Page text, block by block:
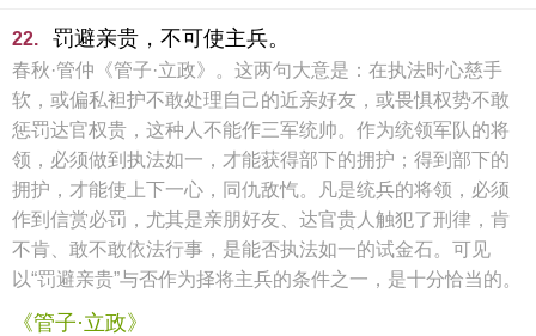
22. 罚避亲贵，不可使主兵。
春秋·管仲《管子·立政》。这两句大意是：在执法时心慈手
软，或偏私袒护不敢处理自己的近亲好友，或畏惧权势不敢
惩罚达官权贵，这种人不能作三军统帅。作为统领军队的将
领，必须做到执法如一，才能获得部下的拥护；得到部下的
拥护，才能使上下一心，同仇敌忾。凡是统兵的将领，必须
作到信赏必罚，尤其是亲朋好友、达官贵人触犯了刑律，肯
不肯、敢不敢依法行事，是能否执法如一的试金石。可见
以“罚避亲贵”与否作为择将主兵的条件之一，是十分恰当的。
《管子·立政》